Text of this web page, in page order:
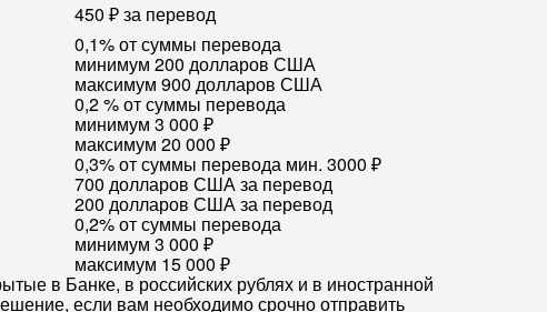
450 ₽ за перевод
0,1% от суммы перевода
минимум 200 долларов США
максимум 900 долларов США
0,2 % от суммы перевода
минимум 3 000 ₽
максимум 20 000 ₽
0,3% от суммы перевода мин. 3000 ₽
700 долларов США за перевод
200 долларов США за перевод
0,2% от суммы перевода
минимум 3 000 ₽
максимум 15 000 ₽
в Банке, в российских рублях и в иностранной
если вам необходимо срочно отправить